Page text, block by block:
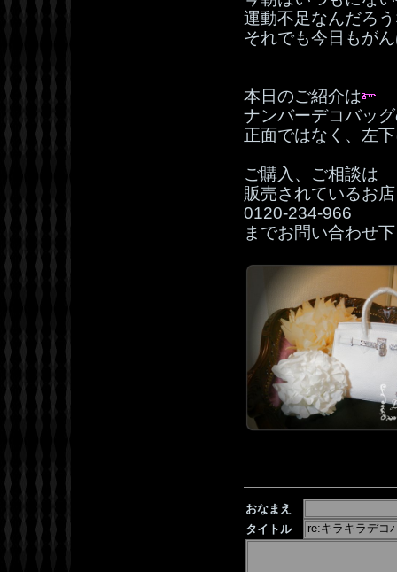
運動不足なんだろ
それでも今日もが
本日のご紹介は
ナンバーデコバッ
正面ではなく、左
ご購入、ご相談は
販売されているお店
0120‐234‐966
までお問い合わせ
おなまえ
タイトル